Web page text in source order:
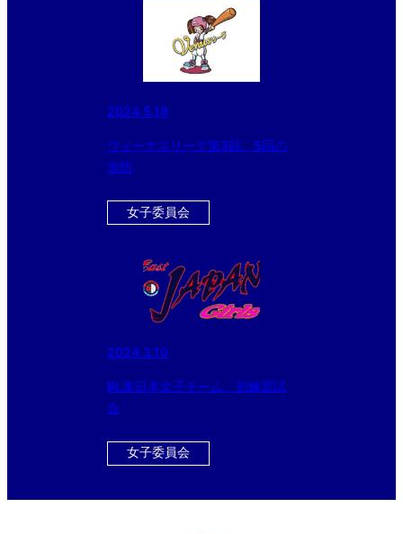
2024.5.19
ヴィーナスリーグ第3戦 5回の
攻防
女子委員会
2024.3.10
BL東日本女子チーム 初練習試
合
女子委員会